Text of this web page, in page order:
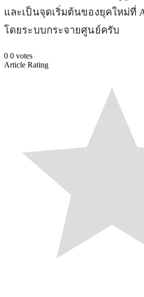
และเป็นจุดเริ่มต้นของยุคใหม่ที่
โดยระบบกระจายศูนย์ครับ
0 0 votes
Article Rating